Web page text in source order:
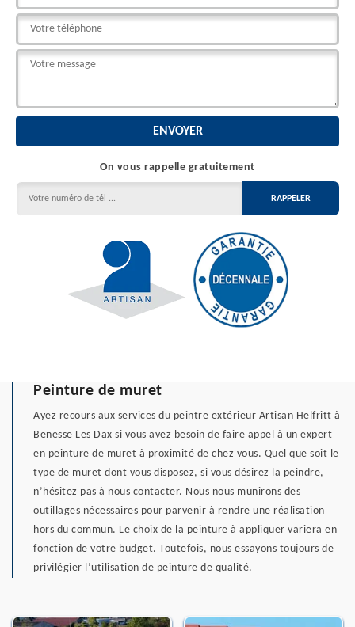
On vous rappelle gratuitement
Peinture de muret
Ayez recours aux services du peintre extérieur Artisan Helfritt à
Benesse Les Dax si vous avez besoin de faire appel à un expert
en peinture de muret à proximité de chez vous. Quel que soit le
type de muret dont vous disposez, si vous désirez la peindre,
n’hésitez pas à nous contacter. Nous nous munirons des
outillages nécessaires pour parvenir à rendre une réalisation
hors du commun. Le choix de la peinture à appliquer variera en
fonction de votre budget. Toutefois, nous essayons toujours de
privilégier l’utilisation de peinture de qualité.